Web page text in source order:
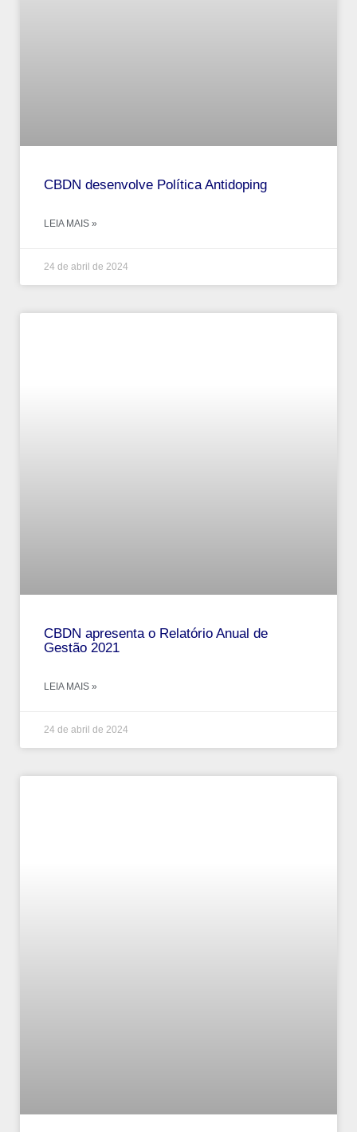
CBDN desenvolve Política Antidoping
LEIA MAIS »
24 de abril de 2024
CBDN apresenta o Relatório Anual de
Gestão 2021
LEIA MAIS »
24 de abril de 2024